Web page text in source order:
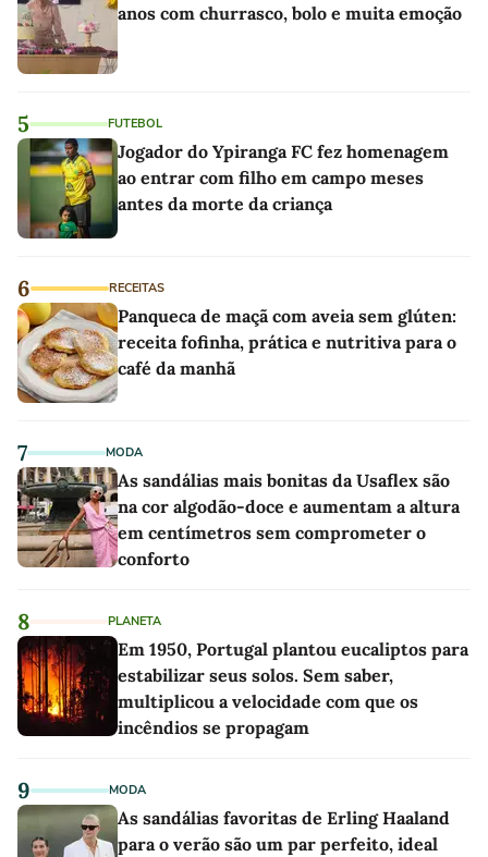
anos com churrasco, bolo e muita emoção
5 FUTEBOL
Jogador do Ypiranga FC fez homenagem
ao entrar com filho em campo meses
antes da morte da criança
6 RECEITAS
Panqueca de maçã com aveia sem glúten:
receita fofinha, prática e nutritiva para o
café da manhã
7 MODA
As sandálias mais bonitas da Usaflex são
na cor algodão-doce e aumentam a altura
em centímetros sem comprometer o
conforto
8 PLANETA
Em 1950, Portugal plantou eucaliptos para
estabilizar seus solos. Sem saber,
multiplicou a velocidade com que os
incêndios se propagam
9 MODA
As sandálias favoritas de Erling Haaland
para o verão são um par perfeito, ideal